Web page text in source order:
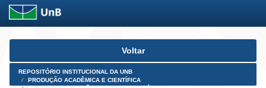
Skip
Voltar
REPOSITÓRIO INSTITUCIONAL DA UNB
PRODUÇÃO ACADÊMICA E CIENTÍFICA